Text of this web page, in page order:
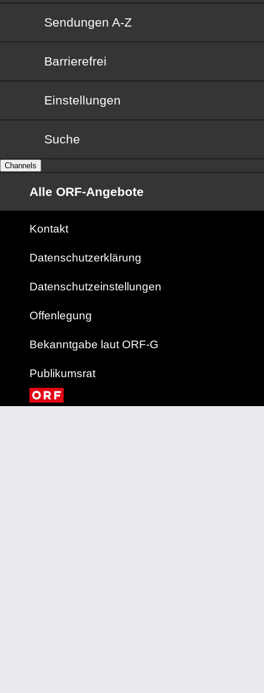
Sendungen von A bis Z
Sendungen A-Z
Barrierefrei
Barrierefrei
Einstellungen
Suche
Channels
Alle ORF-Angebote
Kontakt
Datenschutzerklärung
Datenschutzeinstellungen
Offenlegung
Bekanntgabe laut ORF-G
Publikumsrat